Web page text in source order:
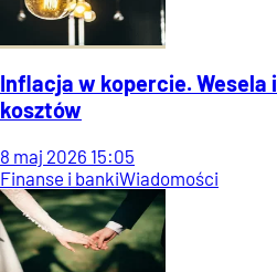
Inflacja w kopercie. Wesela
kosztów
8 maj 2026 15:05
Finanse i bankiWiadomości